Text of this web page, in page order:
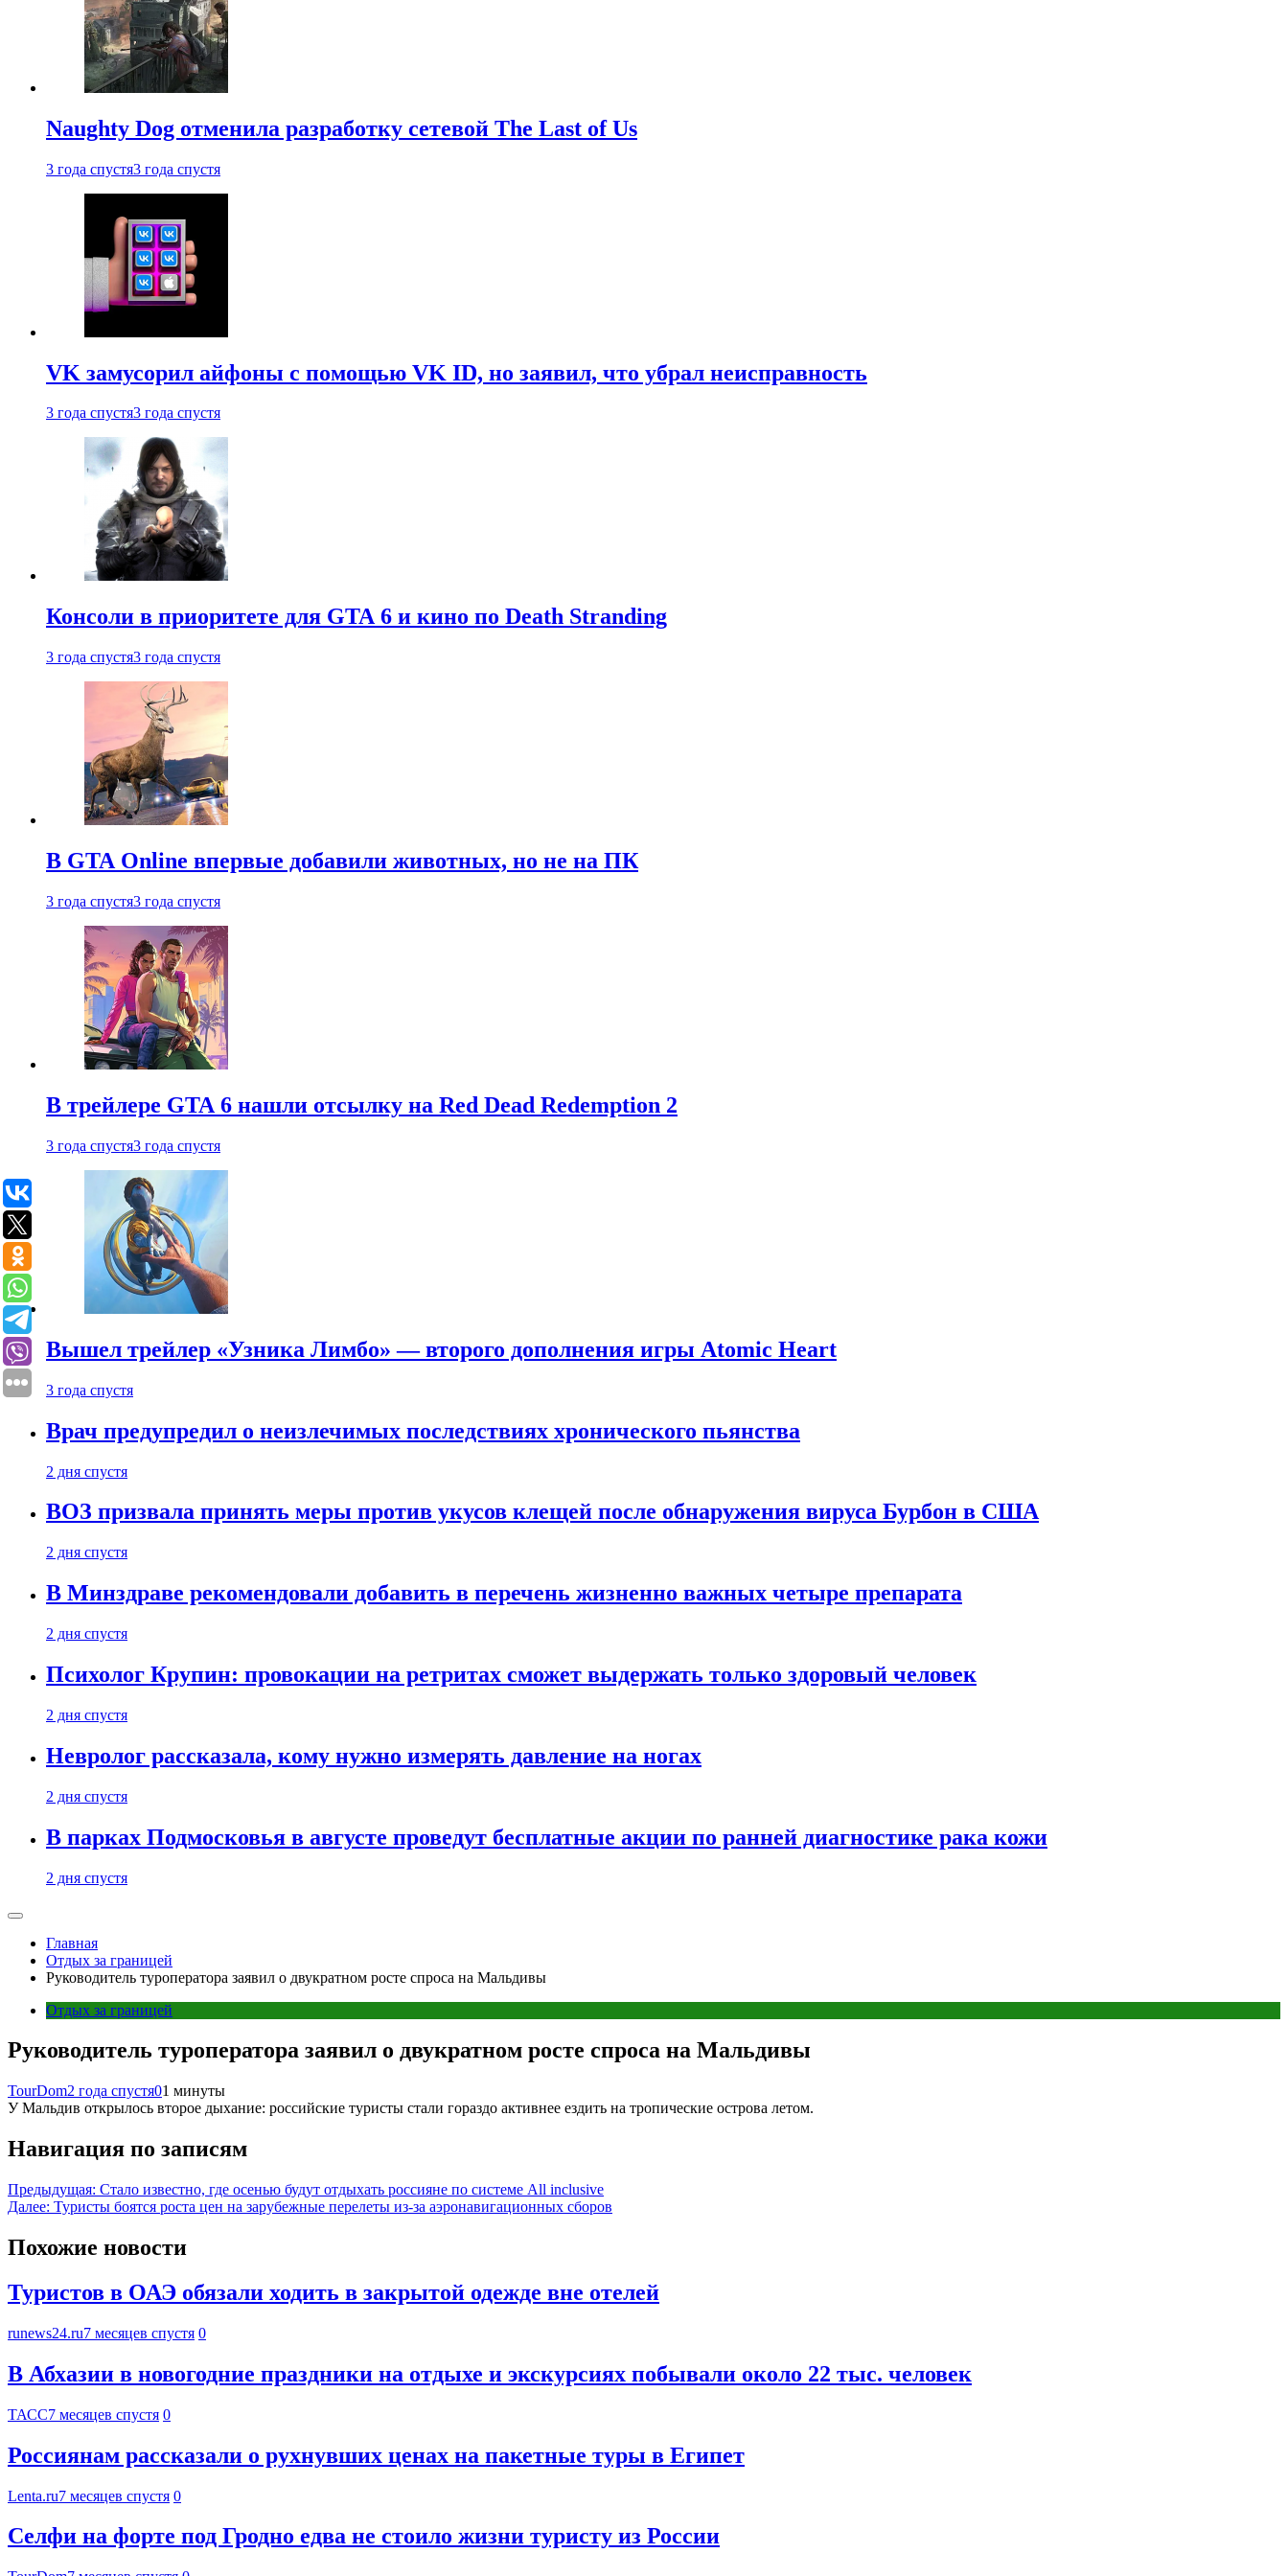
Naughty Dog отменила разработку сетевой The Last of Us
3 года спустя3 года спустя
VK замусорил айфоны с помощью VK ID, но заявил, что убрал неисправность
3 года спустя3 года спустя
Консоли в приоритете для GTA 6 и кино по Death Stranding
3 года спустя3 года спустя
В GTA Online впервые добавили животных, но не на ПК
3 года спустя3 года спустя
В трейлере GTA 6 нашли отсылку на Red Dead Redemption 2
3 года спустя3 года спустя
Вышел трейлер «Узника Лимбо» — второго дополнения игры Atomic Heart
3 года спустя
Врач предупредил о неизлечимых последствиях хронического пьянства
2 дня спустя
ВОЗ призвала принять меры против укусов клещей после обнаружения вируса Бурбон в США
2 дня спустя
В Минздраве рекомендовали добавить в перечень жизненно важных четыре препарата
2 дня спустя
Психолог Крупин: провокации на ретритах сможет выдержать только здоровый человек
2 дня спустя
Невролог рассказала, кому нужно измерять давление на ногах
2 дня спустя
В парках Подмосковья в августе проведут бесплатные акции по ранней диагностике рака кожи
2 дня спустя
Главная
Отдых за границей
Руководитель туроператора заявил о двукратном росте спроса на Мальдивы
Отдых за границей
Руководитель туроператора заявил о двукратном росте спроса на Мальдивы
TourDom2 года спустя01 минуты
У Мальдив открылось второе дыхание: российские туристы стали гораздо активнее ездить на тропические острова летом.
Навигация по записям
Предыдущая: Стало известно, где осенью будут отдыхать россияне по системе All inclusive
Далее: Туристы боятся роста цен на зарубежные перелеты из-за аэронавигационных сборов
Похожие новости
Туристов в ОАЭ обязали ходить в закрытой одежде вне отелей
runews24.ru7 месяцев спустя 0
В Абхазии в новогодние праздники на отдыхе и экскурсиях побывали около 22 тыс. человек
ТАСС7 месяцев спустя 0
Россиянам рассказали о рухнувших ценах на пакетные туры в Египет
Lenta.ru7 месяцев спустя 0
Селфи на форте под Гродно едва не стоило жизни туристу из России